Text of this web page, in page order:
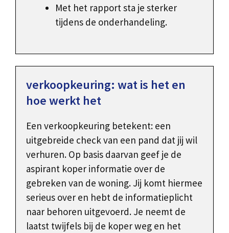
Met het rapport sta je sterker
tijdens de onderhandeling.
verkoopkeuring: wat is het en
hoe werkt het
Een verkoopkeuring betekent: een
uitgebreide check van een pand dat jij wil
verhuren. Op basis daarvan geef je de
aspirant koper informatie over de
gebreken van de woning. Jij komt hiermee
serieus over en hebt de informatieplicht
naar behoren uitgevoerd. Je neemt de
laatst twijfels bij de koper weg en het